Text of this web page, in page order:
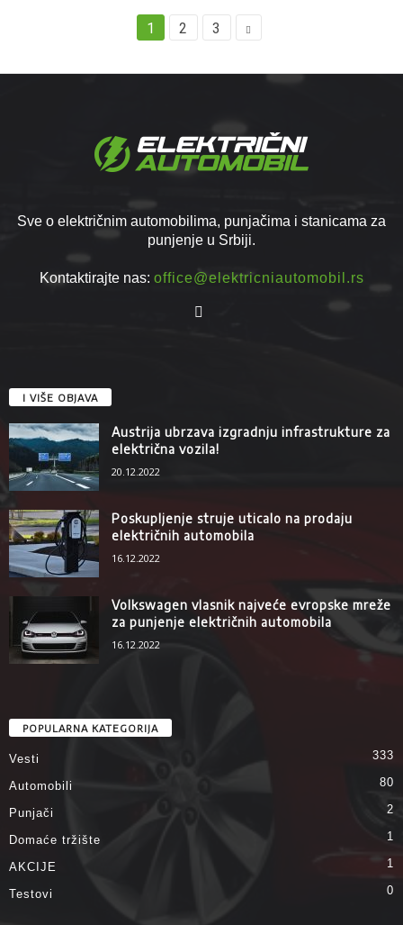
1 2 3
Sve o električnim automobilima, punjačima i stanicama za
punjenje u Srbiji.
Kontaktirajte nas: office@elektricniautomobil.rs
I VIŠE OBJAVA
Austrija ubrzava izgradnju infrastrukture za
električna vozila!
20.12.2022
Poskupljenje struje uticalo na prodaju
električnih automobila
16.12.2022
Volkswagen vlasnik najveće evropske mreže
za punjenje električnih automobila
16.12.2022
POPULARNA KATEGORIJA
Vesti 333
Automobili 80
Punjači 2
Domaće tržište 1
AKCIJE 1
Testovi 0